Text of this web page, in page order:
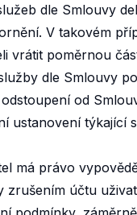
dle Smlouvy
V takovém
vrátit poměrnou
dle Smlouvy
od
ustanovení týkající
má právo
zrušením účtu